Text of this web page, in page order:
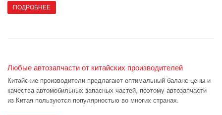
ПОДРОБНЕЕ
Любые автозапчасти от китайских производителей
Китайские производители предлагают оптимальный баланс цены и
качества автомобильных запасных частей, поэтому автозапчасти
из Китая пользуются популярностью во многих странах.